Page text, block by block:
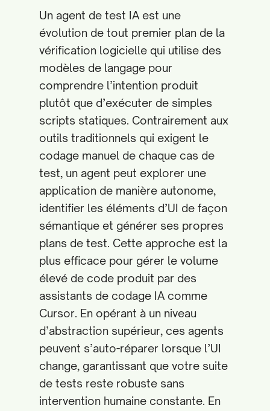
Un agent de test IA est une
évolution de tout premier plan de la
vérification logicielle qui utilise des
modèles de langage pour
comprendre l’intention produit
plutôt que d’exécuter de simples
scripts statiques. Contrairement aux
outils traditionnels qui exigent le
codage manuel de chaque cas de
test, un agent peut explorer une
application de manière autonome,
identifier les éléments d’UI de façon
sémantique et générer ses propres
plans de test. Cette approche est la
plus efficace pour gérer le volume
élevé de code produit par des
assistants de codage IA comme
Cursor. En opérant à un niveau
d’abstraction supérieur, ces agents
peuvent s’auto-réparer lorsque l’UI
change, garantissant que votre suite
de tests reste robuste sans
intervention humaine constante. En